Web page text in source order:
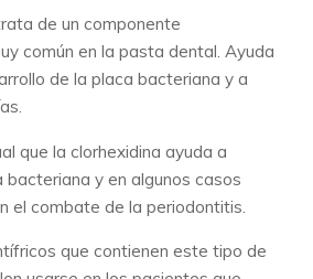
de un componente
común en la pasta dental. Ayuda
de la placa bacteriana y a
que la clorhexidina ayuda a
bacteriana y en algunos casos
el combate de la periodontitis.
que contienen este tipo de